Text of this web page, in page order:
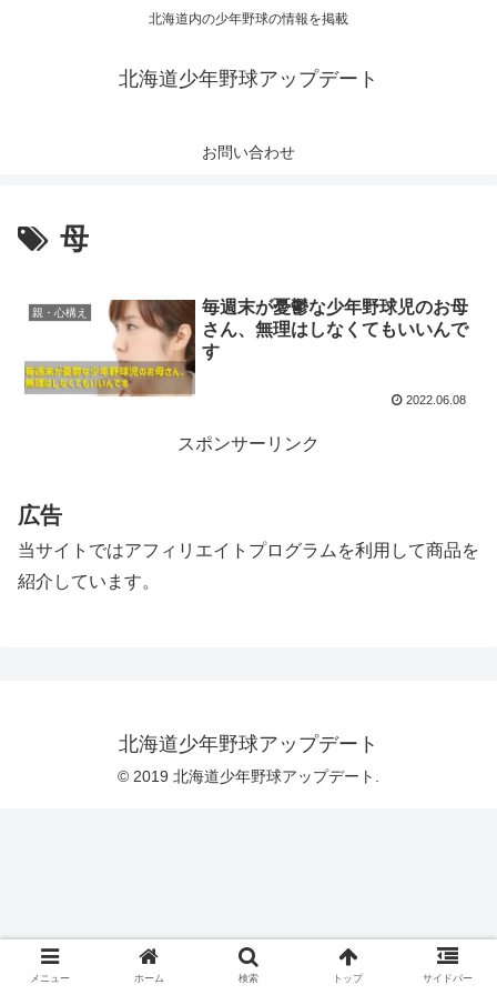
北海道内の少年野球の情報を掲載
北海道少年野球アップデート
お問い合わせ
母
親・心構え
毎週末が憂鬱な少年野球児のお母
さん、無理はしなくてもいいんで
す
2022.06.08
スポンサーリンク
広告
当サイトではアフィリエイトプログラムを利用して商品を
紹介しています。
北海道少年野球アップデート
© 2019 北海道少年野球アップデート.
メニュー ホーム 検索 トップ サイドバー